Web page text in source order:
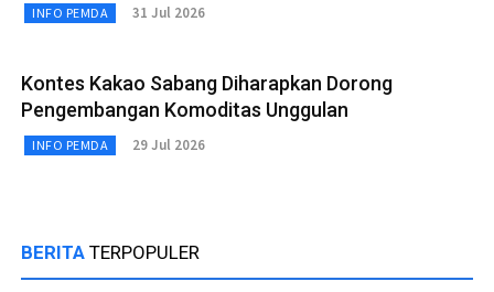
INFO PEMDA 31 Jul 2026
Kontes Kakao Sabang Diharapkan Dorong
Pengembangan Komoditas Unggulan
INFO PEMDA 29 Jul 2026
BERITA TERPOPULER